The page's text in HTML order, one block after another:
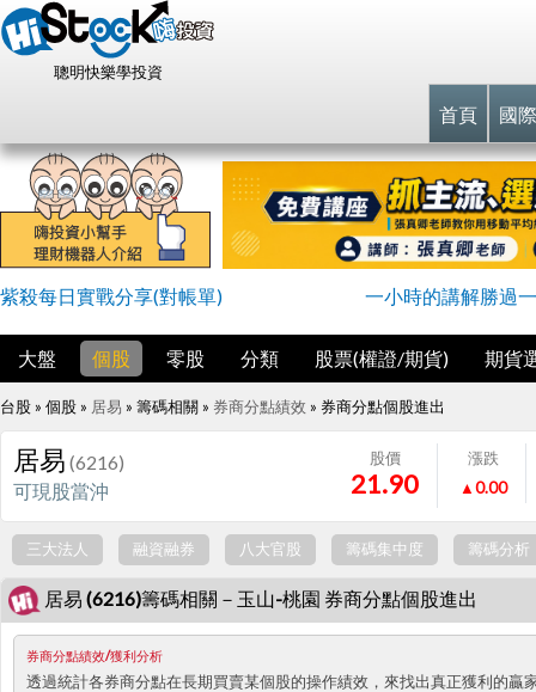
聰明快樂學投資
首頁 國
紫殺每日實戰分享(對帳單) 一小時的講解勝過
大盤 個股 零股 分類 股票(權證/期貨) 期貨
台股 » 個股 » 居易 » 籌碼相關 » 券商分點績效 » 券商分點個股進出
居易 (6216)
可現股當沖
股價
21.90
漲跌
▲0.00
三大法人 融資融券 八大官股 籌碼集中度 籌碼分析
居易 (6216)籌碼相關－玉山-桃園 券商分點個股進出
券商分點績效/獲利分析
透過統計各券商分點在長期買賣某個股的操作績效，來找出真正獲利的